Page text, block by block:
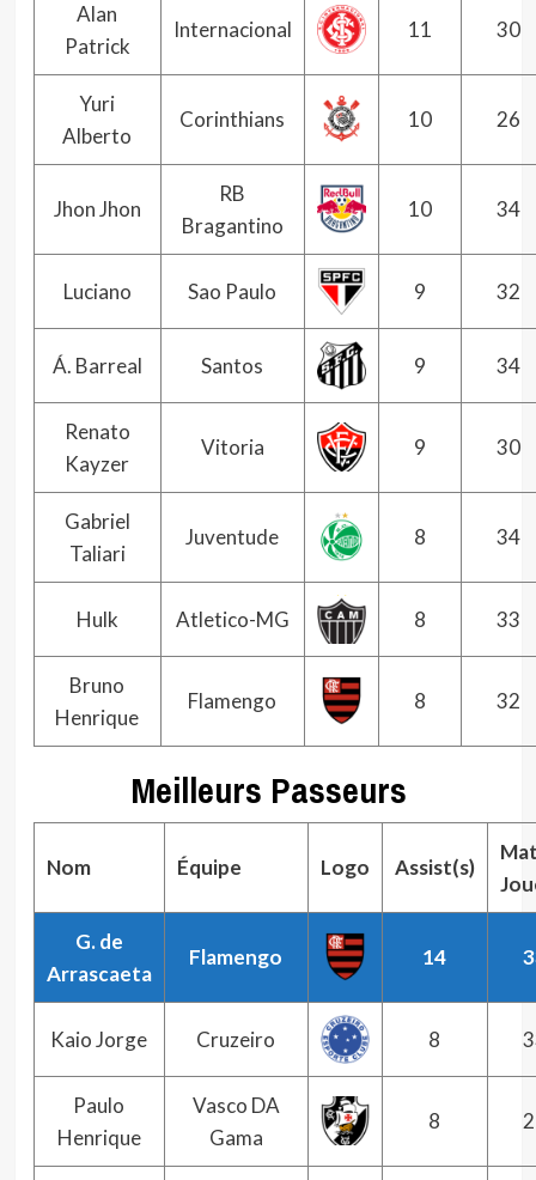
Alan
Patrick
Internacional 11 30
Yuri
Alberto
Corinthians 10 26
Jhon Jhon
RB
Bragantino
10 34
Luciano Sao Paulo 9 32
Á. Barreal Santos 9 34
Renato
Kayzer
Vitoria 9 30
Gabriel
Taliari
Juventude 8 34
Hulk Atletico-MG 8 33
Bruno
Henrique
Flamengo 8 32
Meilleurs Passeurs
Nom Équipe Logo Assist(s)
G. de
Arrascaeta
Flamengo 14
Kaio Jorge Cruzeiro 8
Paulo
Henrique
Vasco DA
Gama
8